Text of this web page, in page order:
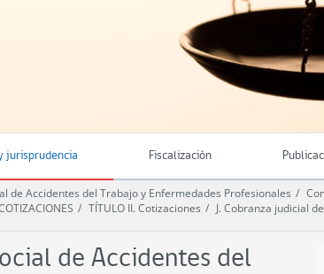
jurisprudencia Fiscalización
de Accidentes del Trabajo y Enfermedades Profesionales
TÍTULO II. Cotizaciones J. Cobranza judicial
de Accidentes del